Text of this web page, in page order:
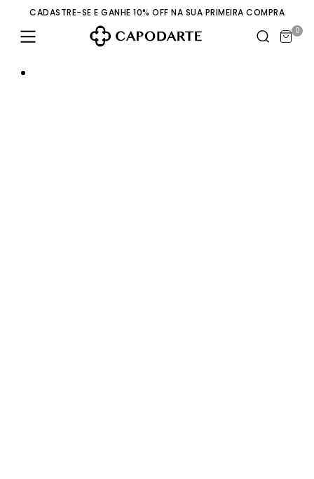
CADASTRE-SE E GANHE 10% OFF NA SUA PRIMEIRA COMPRA
0